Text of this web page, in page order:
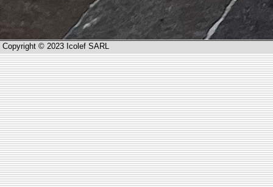
Copyright © 2023 Icolef SARL